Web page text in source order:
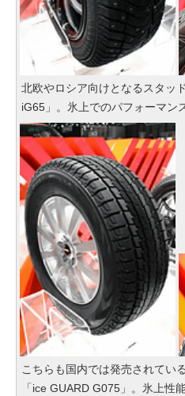
北欧やロシア向けとなるスタッ
iG65」。氷上でのパフォーマン
こちらも国内では発売されてい
「ice GUARD G075」。氷上性